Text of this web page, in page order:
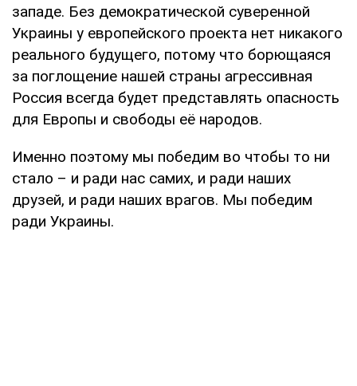
западе. Без демократической суверенной
Украины у европейского проекта нет никакого
реального будущего, потому что борющаяся
за поглощение нашей страны агрессивная
Россия всегда будет представлять опасность
для Европы и свободы её народов.
Именно поэтому мы победим во чтобы то ни
стало – и ради нас самих, и ради наших
друзей, и ради наших врагов. Мы победим
ради Украины.